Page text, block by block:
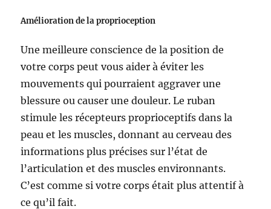
Amélioration de la proprioception
Une meilleure conscience de la position de
votre corps peut vous aider à éviter les
mouvements qui pourraient aggraver une
blessure ou causer une douleur. Le ruban
stimule les récepteurs proprioceptifs dans la
peau et les muscles, donnant au cerveau des
informations plus précises sur l’état de
l’articulation et des muscles environnants.
C’est comme si votre corps était plus attentif à
ce qu’il fait.